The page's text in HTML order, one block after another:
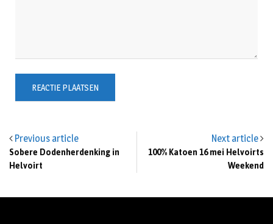
Previous article
Sobere Dodenherdenking in
Helvoirt
Next article
100% Katoen 16 mei Helvoirts
Weekend